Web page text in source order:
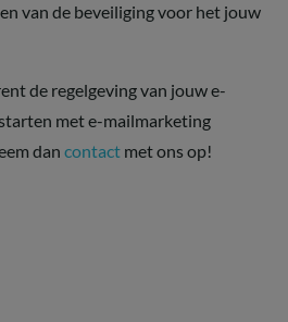
van de beveiliging voor het jouw
de regelgeving van jouw e-
met e-mailmarketing
dan contact met ons op!